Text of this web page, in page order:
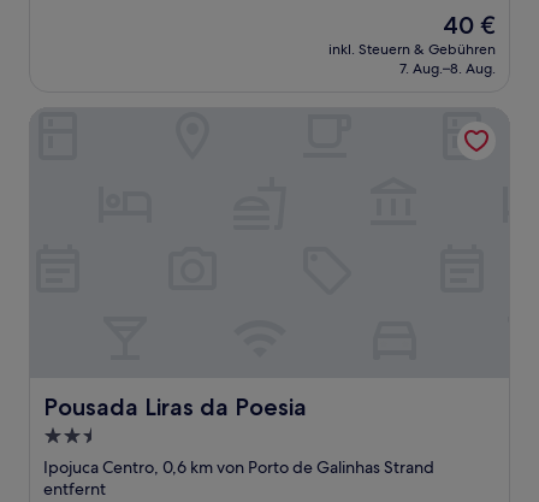
Der
Preis
beträgt
40 €
inkl. Steuern & Gebühren
7. Aug.–8. Aug.
Pousada Liras da Poesia
Pousada Liras da Poesia
2.5-
Sterne-
Unterkunft
Ipojuca Centro, 0,6 km von Porto de Galinhas Strand
entfernt